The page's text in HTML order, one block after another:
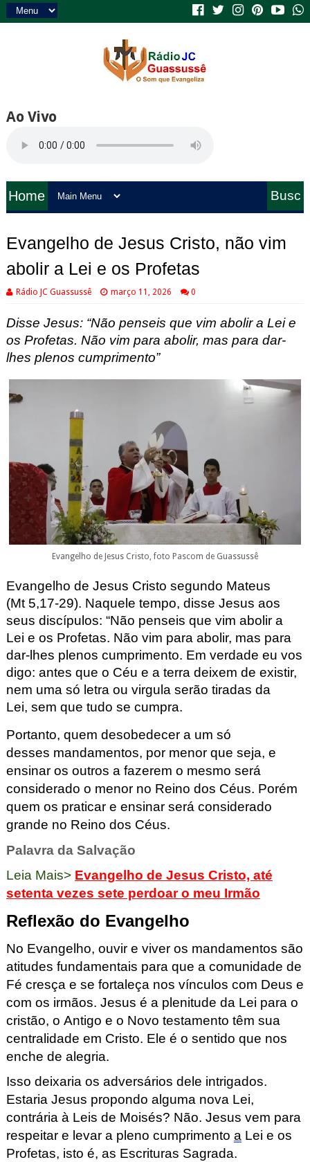
Ao Vivo
Home
Busc
Evangelho de Jesus Cristo, não vim
abolir a Lei e os Profetas
Rádio JC Guassussê março 11, 2026 0
Disse Jesus: “Não penseis que vim abolir a Lei e
os Profetas. Não vim para abolir, mas para dar-
lhes plenos cumprimento”
Evangelho de Jesus Cristo, foto Pascom de Guassussê
Evangelho de Jesus Cristo segundo Mateus
(Mt5,17-29). Naquele tempo, disse Jesus aos
seus discípulos: “Não penseis que vim abolir a
Lei e os Profetas. Não vim para abolir, mas para
dar-lhes plenos cumprimento. Em verdade eu vos
digo: antes que o Céu e a terra deixem de existir,
nem uma só letra ou virgula serão tiradas da
Lei, sem que tudo se cumpra.
Portanto, quem desobedecer a um só
desses mandamentos, por menor que seja, e
ensinar os outros a fazerem o mesmo será
considerado o menor no Reino dos Céus. Porém
quem os praticar e ensinar será considerado
grande no Reino dos Céus.
Palavra da Salvação
Leia Mais> Evangelho de Jesus Cristo, até
setenta vezes sete perdoar o meu Irmão
Reflexão do Evangelho
No Evangelho, ouvir e viver os mandamentos são
atitudes fundamentais para que a comunidade de
Fé cresça e se fortaleça nos vínculos com Deus e
com os irmãos. Jesus é a plenitude da Lei para o
cristão, o Antigo e o Novo testamento têm sua
centralidade em Cristo. Ele é o sentido que nos
enche de alegria.
Isso deixariaos adversários dele intrigados.
Estaria Jesus propondo alguma nova Lei,
contrária à Leis de Moisés? Não. Jesus vem para
respeitar e levara pleno cumprimento aLei e os
Profetas, isto é, as Escrituras Sagrada.